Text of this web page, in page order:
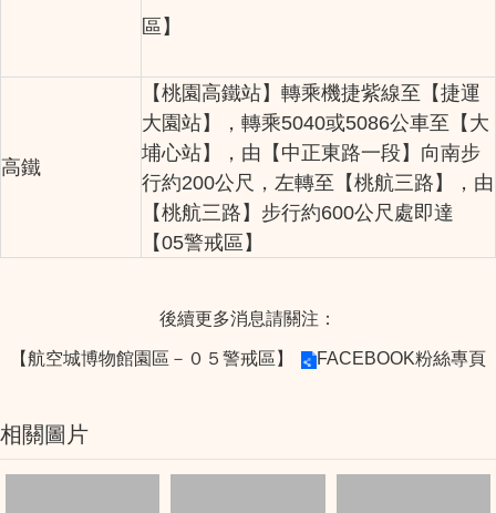
區】
高鐵
【桃園高鐵站】轉乘機捷紫線至【捷運
大園站】，轉乘5040或5086公車至【大
埔心站】，由【中正東路一段】向南步
行約200公尺，左轉至【桃航三路】，由
【桃航三路】步行約600公尺處即達
【05警戒區】
後續更多消息請關注：
【航空城博物館園區－０５警戒區】 FACEBOOK粉絲專頁
相關圖片